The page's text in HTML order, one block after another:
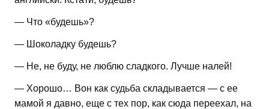
— Что «будешь»?
— Шоколадку будешь?
— Не, не буду, не люблю сладкого. Лучше налей!
— Хорошо… Вон как судьба складывается — с ее
мамой я давно, еще с тех пор, как сюда переехал, на